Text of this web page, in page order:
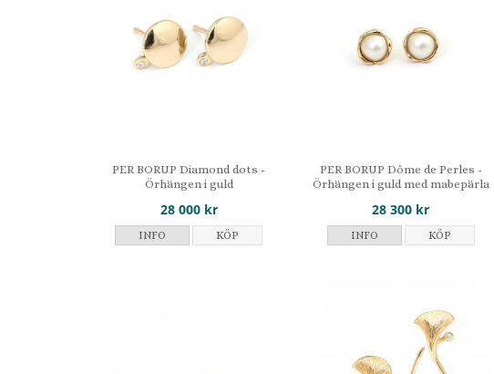
PER BORUP Diamond dots -
Örhängen i guld
28 000 kr
INFO KÖP
PER BORUP Dôme de Perles -
Örhängen i guld med mabepärla
28 300 kr
INFO KÖP